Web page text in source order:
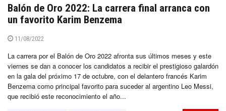
Balón de Oro 2022: La carrera final arranca con
un favorito Karim Benzema
11/08/2022
La carrera por el Balón de Oro 2022 afronta sus últimos meses y este
viernes se dan a conocer los candidatos a recibir el prestigioso galardón
en la gala del próximo 17 de octubre, con el delantero francés Karim
Benzema como principal favorito para suceder al argentino Leo Messi,
que recibió este reconocimiento el año...